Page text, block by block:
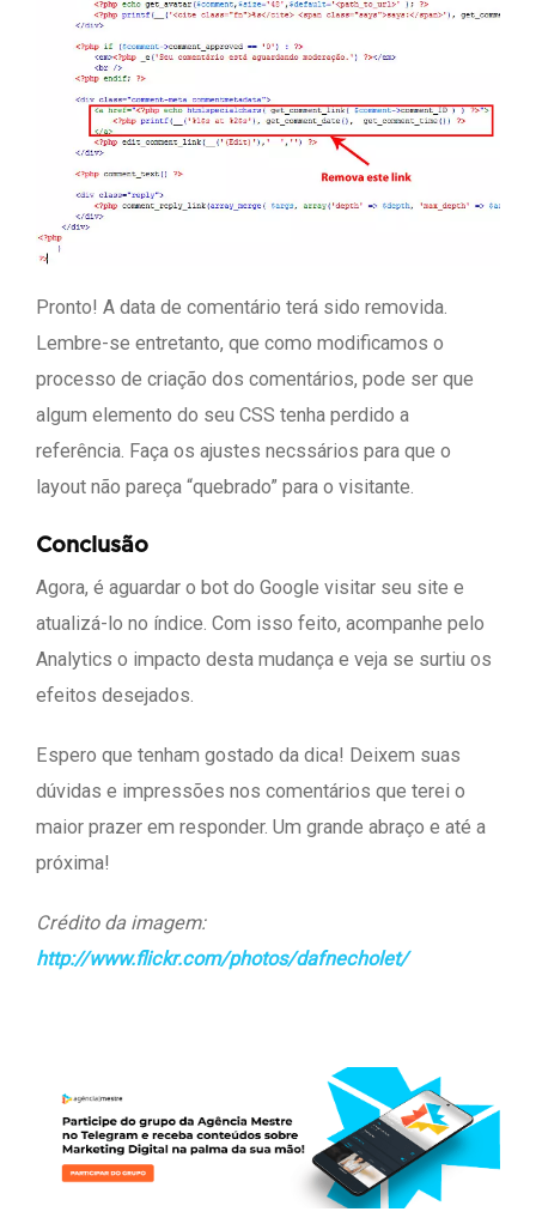
Pronto! A data de comentário terá sido removida.
Lembre-se entretanto, que como modificamos o
processo de criação dos comentários, pode ser que
algum elemento do seu CSS tenha perdido a
referência. Faça os ajustes necssários para que o
layout não pareça “quebrado” para o visitante.
Conclusão
Agora, é aguardar o bot do Google visitar seu site e
atualizá-lo no índice. Com isso feito, acompanhe pelo
Analytics o impacto desta mudança e veja se surtiu os
efeitos desejados.
Espero que tenham gostado da dica! Deixem suas
dúvidas e impressões nos comentários que terei o
maior prazer em responder. Um grande abraço e até a
próxima!
Crédito da imagem:
http://www.flickr.com/photos/dafnecholet/